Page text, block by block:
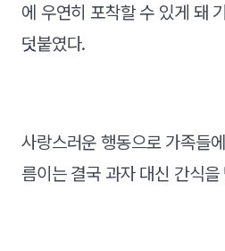
에 우연히 포착할 수 있게 돼
덧붙였다.
사랑스러운 행동으로 가족들
름이는 결국 과자 대신 간식을